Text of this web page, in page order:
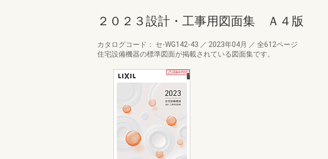
２０２３設計・工事用図面集 Ａ４版
カタログコード： セ-WG142-43 ／ 2023年04月 ／ 全612ページ
住宅設備機器の標準図面が掲載されている図面集です。